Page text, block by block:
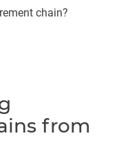
chain?
from